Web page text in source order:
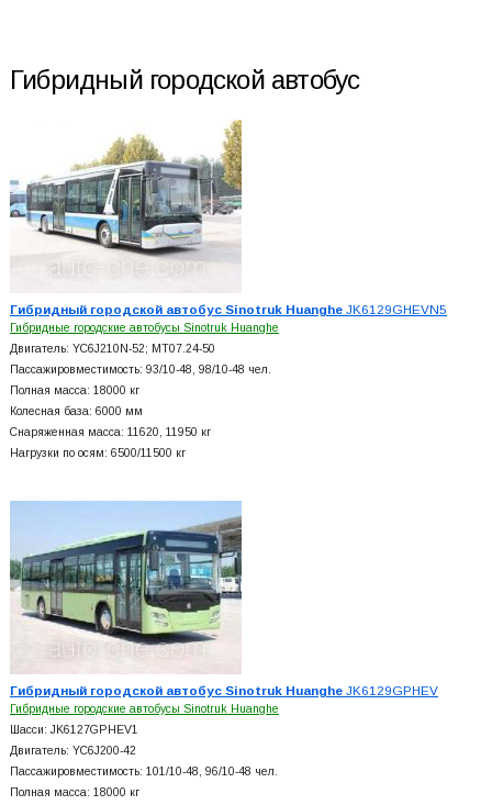
Гибридный городской автобус
Гибридный городской автобус Sinotruk HuangheJK6129GHEVN5
Гибридные городские автобусы Sinotruk Huanghe
Двигатель: YC6J210N-52; MT07.24-50
Пассажировместимость: 93/10-48, 98/10-48 чел.
Полная масса: 18000 кг
Колесная база: 6000 мм
Снаряженная масса: 11620, 11950 кг
Нагрузки по осям: 6500/11500 кг
Гибридный городской автобус Sinotruk HuangheJK6129GPHEV
Гибридные городские автобусы Sinotruk Huanghe
Шасси: JK6127GPHEV1
Двигатель: YC6J200-42
Пассажировместимость: 101/10-48, 96/10-48 чел.
Полная масса: 18000 кг